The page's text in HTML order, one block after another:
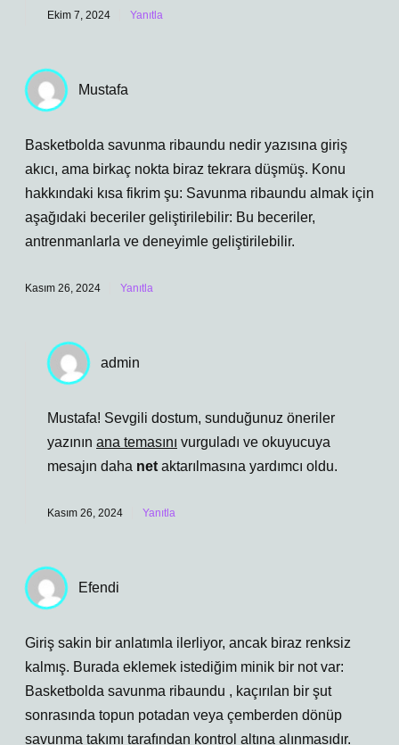
Ekim 7, 2024 Yanıtla
Mustafa
Basketbolda savunma ribaundu nedir yazısına giriş
akıcı, ama birkaç nokta biraz tekrara düşmüş. Konu
hakkındaki kısa fikrim şu: Savunma ribaundu almak için
aşağıdaki beceriler geliştirilebilir: Bu beceriler,
antrenmanlarla ve deneyimle geliştirilebilir.
Kasım 26, 2024 Yanıtla
admin
Mustafa! Sevgili dostum, sunduğunuz öneriler
yazının ana temasını vurguladı ve okuyucuya
mesajın daha net aktarılmasına yardımcı oldu.
Kasım 26, 2024 Yanıtla
Efendi
Giriş sakin bir anlatımla ilerliyor, ancak biraz renksiz
kalmış. Burada eklemek istediğim minik bir not var:
Basketbolda savunma ribaundu , kaçırılan bir şut
sonrasında topun potadan veya çemberden dönüp
savunma takımı tarafından kontrol altına alınmasıdır.